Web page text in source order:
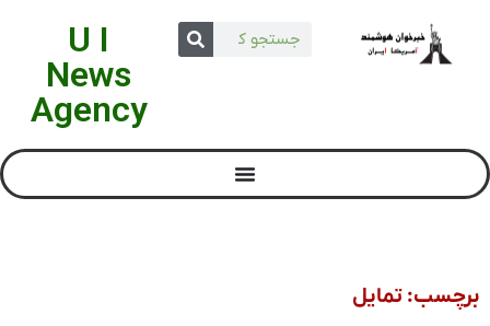
U I
News
Agency
برچسب: تمایل